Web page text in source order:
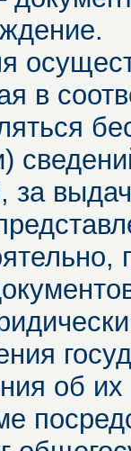
в
за
об